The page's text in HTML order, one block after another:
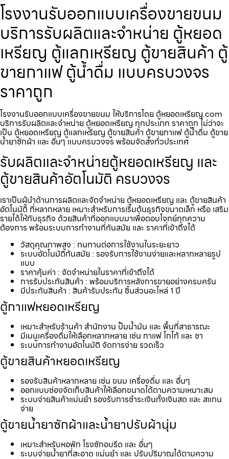
โรงงานรับออกแบบเครื่องขายขนม
บริการรับผลิตและจำหน่าย ตู้หยอด
เหรียญ ตู้แลกเหรียญ ตู้ขายสินค้า ตู้
ขายกาแฟ ตู้น้ำดื่ม แบบครบวงจร
ราคาถูก
โรงงานรับออกแบบเครื่องขายขนม ให้บริการโดย ตู้หยอดเหรียญ.com
บริการรับผลิตและจำหน่าย ตู้หยอดเหรียญ ทุกประเภท ราคาถูก ไม่ว่าจะ
เป็น ตู้หยอดเหรียญ ตู้แลกเหรียญ ตู้ขายสินค้า ตู้ขายกาแฟ ตู้น้ำดื่ม ตู้ขาย
น้ำยาซักผ้า และ อื่นๆ แบบครบวงจร พร้อมจัดส่งทั่วประเทศ
รับผลิตและจำหน่ายตู้หยอดเหรียญ และ
ตู้ขายสินค้าอัตโนมัติ ครบวงจร
เราเป็นผู้นำด้านการผลิตและจัดจำหน่าย ตู้หยอดเหรียญ และ ตู้ขายสินค้า
อัตโนมัติ ที่หลากหลาย เหมาะสำหรับการเริ่มต้นธุรกิจขนาดเล็ก หรือ เสริม
รายได้ให้กับธุรกิจ ด้วยสินค้าที่ออกแบบมาเพื่อตอบโจทย์ทุกความ
ต้องการ พร้อมระบบการทำงานที่ทันสมัย และ ราคาที่เข้าถึงได้
วัสดุคุณภาพสูง : ทนทานต่อการใช้งานในระยะยาว
ระบบอัตโนมัติทันสมัย : รองรับการใช้งานง่ายและหลากหลายรูป
แบบ
ราคาคุ้มค่า : จัดจำหน่ายในราคาที่เข้าถึงได้
การรับประกันสินค้า : พร้อมบริการหลังการขายอย่างครบครัน
มีประกันสินค้า : สินค้ารับประกัน ชิ้นส่วนอะไหล่ 1 ปี
ตู้กาแฟหยอดเหรียญ
เหมาะสำหรับร้านค้า สำนักงาน ปั้มน้ำมัน และ พื้นที่สาธารณะ
มีเมนูเครื่องดื่มให้เลือกหลากหลาย เช่น กาแฟ โกโก้ และ ชา
ระบบการทำงานอัตโนมัติ จัดการง่าย รวดเร็ว
ตู้ขายสินค้าหยอดเหรียญ
รองรับสินค้าหลากหลาย เช่น ขนม เครื่องดื่ม และ อื่นๆ
ออกแบบช่องจัดเก็บสินค้าให้เลือกขนาดได้ตามความเหมาะสม
ระบบจ่ายสินค้าแม่นยำ รองรับการชำระเงินทั้งเงินสด และ สแกน
จ่าย
ตู้ขายน้ำยาซักผ้าและน้ำยาปรับผ้านุ่ม
เหมาะสำหรับหอพัก โรงซักอบรีด และ อื่นๆ
ระบบจ่ายน้ำยาที่สะอาด แม่นยำ และ ปรับปริมาณได้ตามความ